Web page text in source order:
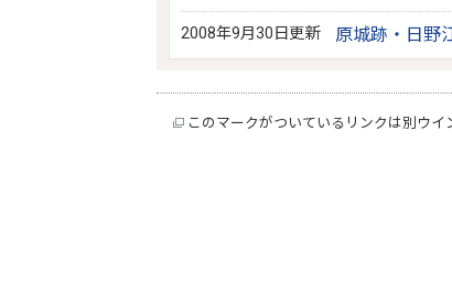
2008年9月30日更新 原城跡・日野
このマークがついているリンクは別ウイ